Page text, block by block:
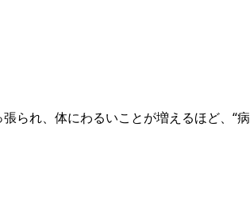
られ、体にわるいことが増えるほど、“病